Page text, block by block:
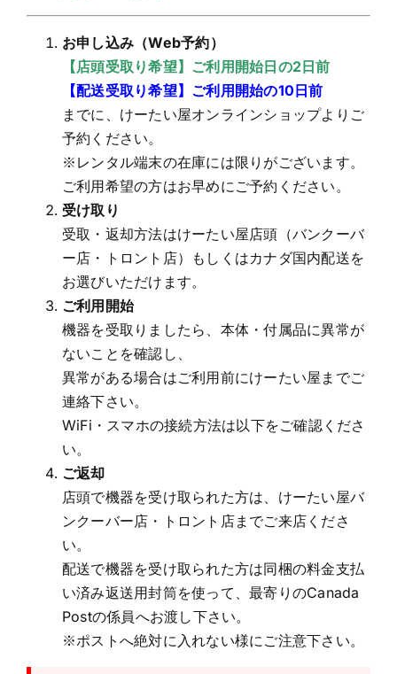
お申し込み（Web予約）
【店頭受取り希望】ご利用開始日の2日前
【配送受取り希望】ご利用開始の10日前
までに、けーたい屋オンラインショップよりご
予約ください。
※レンタル端末の在庫には限りがございます。
ご利用希望の方はお早めにご予約ください。
受け取り
受取・返却方法はけーたい屋店頭（バンクーバ
ー店・トロント店）もしくはカナダ国内配送を
お選びいただけます。
ご利用開始
機器を受取りましたら、本体・付属品に異常が
ないことを確認し、
異常がある場合はご利用前にけーたい屋までご
連絡下さい。
WiFi・スマホの接続方法は以下をご確認くださ
い。
ご返却
店頭で機器を受け取られた方は、けーたい屋バ
ンクーバー店・トロント店までご来店くださ
い。
配送で機器を受け取られた方は同梱の料金支払
い済み返送用封筒を使って、最寄りのCanada
Postの係員へお渡し下さい。
※ポストへ絶対に入れない様にご注意下さい。